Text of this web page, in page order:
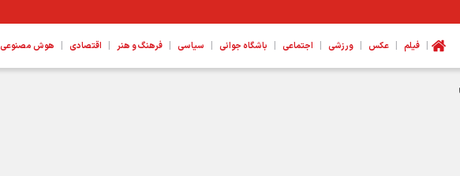
| فیلم | عکس | ورزشی | اجتماعی | باشگاه جوانی | سیاسی | فرهنگ و هنر | اقتصادی | هوش مصنوعی،